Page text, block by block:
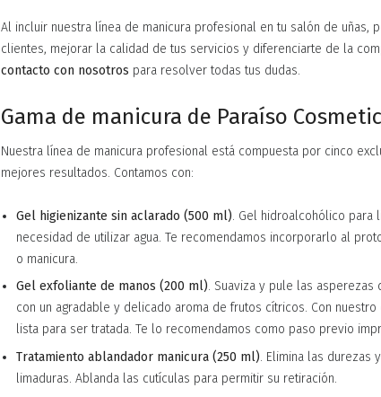
Al incluir nuestra línea de manicura profesional en tu salón de uñas,
clientes, mejorar la calidad de tus servicios y diferenciarte de la
contacto con nosotros para resolver todas tus dudas.
Gama de manicura de Paraíso
Nuestra línea de manicura profesional está compuesta por cinco
mejores resultados. Contamos con:
Gel higienizante sin aclarado (500 ml). Gel hidroalcohólico para
necesidad de utilizar agua. Te recomendamos incorporarlo al
o manicura.
Gel exfoliante de manos (200 ml). Suaviza y pule las
con un agradable y delicado aroma de frutos cítricos. Con
lista para ser tratada. Te lo recomendamos como paso previo
Tratamiento ablandador manicura (250 ml). Elimina las durezas
limaduras. Ablanda las cutículas para permitir su retiración.